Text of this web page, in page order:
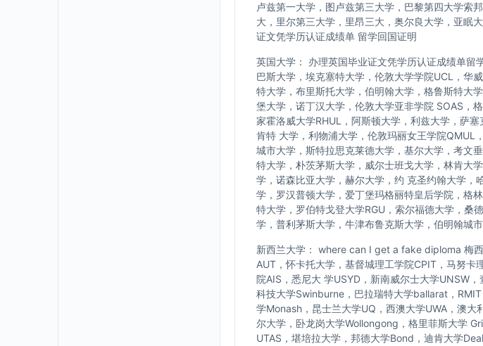
卢兹第一大学，图卢兹第三大学，巴黎第四大学索
大，里尔第三大学，里昂三大，奥尔良大学，亚眠
证文凭学历认证成绩单 留学回国证明
英国大学： 办理英国毕业证文凭学历认证成绩单留
巴斯大学，埃克塞特大学，伦敦大学学院UCL，华
特大学，布里斯托大学，伯明翰大学，格鲁斯特大
堡大学，诺丁汉大学，伦敦大学亚非学院 SOAS，
家霍洛威大学RHUL，阿斯顿大学，利兹大学，萨
肯特 大学，利物浦大学，伦敦玛丽女王学院QMUL
城市大学，斯特拉思克莱德大学，基尔大学，考文
特大学，朴茨茅斯大学，威尔士班戈大学，林肯大
学，诺森比亚大学，赫尔大学，约 克圣约翰大学，
学，罗汉普顿大学，爱丁堡玛格丽特皇后学院，格
特大学，罗伯特戈登大学RGU，索尔福德大学，桑
学，普利茅斯大学，牛津布鲁克斯大学，伯明翰城
新西兰大学： where can I get a fake diploma 梅
AUT，怀卡托大学，基督城理工学院CPIT，马努
院AIS，悉尼大 学USYD，新南威尔士大学UNSW
科技大学Swinburne，巴拉瑞特大学ballarat，
学Monash，昆士兰大学UQ，西澳大学UWA，澳
尔大学，卧龙岗大学Wollongong，格里菲斯大学
UTAS，堪培拉大学，邦德大学Bond，迪肯大学